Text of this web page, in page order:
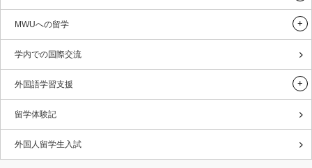
MWUへの留学
学内での国際交流
外国語学習支援
留学体験記
外国人留学生入試